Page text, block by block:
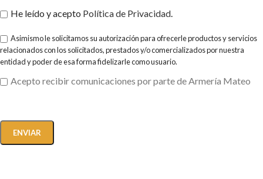
He leído y acepto Política de Privacidad
Asimismo le solicitamos su autorización para ofrecerle productos y servicios
relacionados con los solicitados, prestados y/o comercializados por nuestra
entidad y poder de esa forma fidelizarle como usuario.
Acepto recibir comunicaciones por parte de Armería Mateo